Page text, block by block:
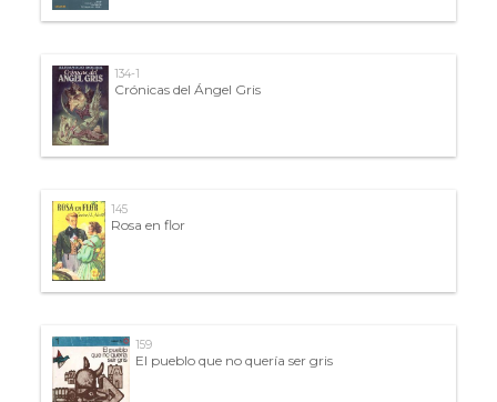
134-1
Crónicas del Ángel Gris
145
Rosa en flor
159
El pueblo que no quería ser gris